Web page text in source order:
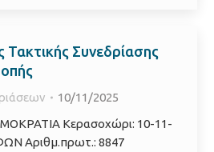
Συνεδρίασης
10/11/2025
Κερασοχώρι: 10-11-
Αριθμ.πρωτ.: 8847